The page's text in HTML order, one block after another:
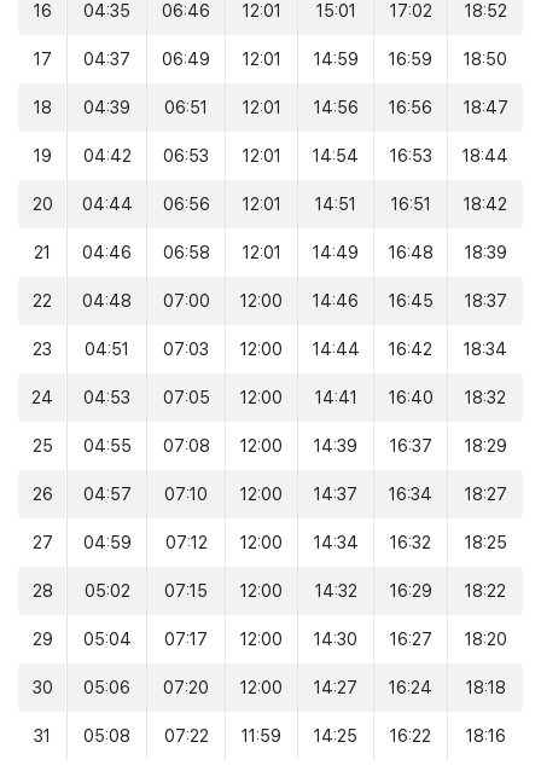
16 04:35 06:46 12:01 15:01 17:02 18:52
17 04:37 06:49 12:01 14:59 16:59 18:50
18 04:39 06:51 12:01 14:56 16:56 18:47
19 04:42 06:53 12:01 14:54 16:53 18:44
20 04:44 06:56 12:01 14:51 16:51 18:42
21 04:46 06:58 12:01 14:49 16:48 18:39
22 04:48 07:00 12:00 14:46 16:45 18:37
23 04:51 07:03 12:00 14:44 16:42 18:34
24 04:53 07:05 12:00 14:41 16:40 18:32
25 04:55 07:08 12:00 14:39 16:37 18:29
26 04:57 07:10 12:00 14:37 16:34 18:27
27 04:59 07:12 12:00 14:34 16:32 18:25
28 05:02 07:15 12:00 14:32 16:29 18:22
29 05:04 07:17 12:00 14:30 16:27 18:20
30 05:06 07:20 12:00 14:27 16:24 18:18
31 05:08 07:22 11:59 14:25 16:22 18:16